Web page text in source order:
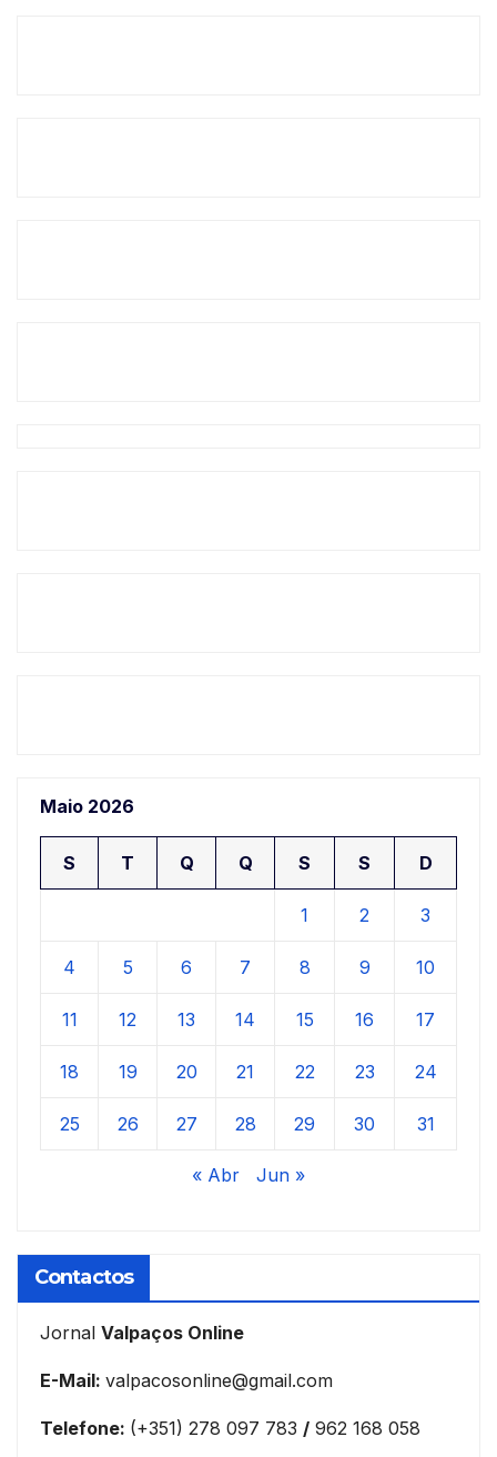
Maio 2026
S T Q Q S S D
1 2 3
4 5 6 7 8 9 10
11 12 13 14 15 16 17
18 19 20 21 22 23 24
25 26 27 28 29 30 31
« Abr Jun »
Contactos
Jornal Valpaços Online
E-Mail: valpacosonline@gmail.com
Telefone: (+351) 278 097 783 / 962 168 058